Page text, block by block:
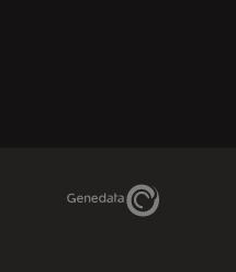
Genedata Link